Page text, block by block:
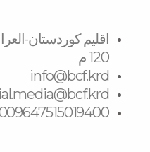
اقلیم كوردستان-
120 م
info@bcf.krd